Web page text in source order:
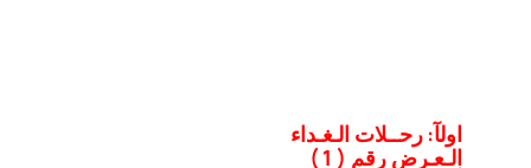
اولآ: رحــلات الـغـداء
الـعـرض رقم ( 1 )